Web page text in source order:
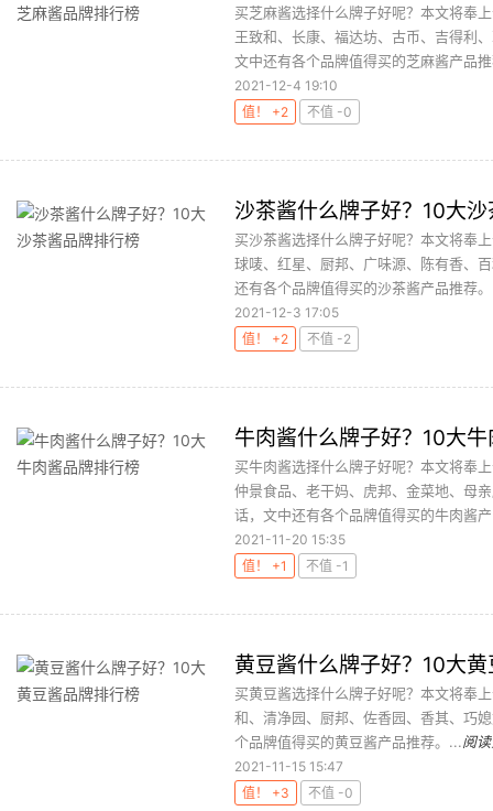
买芝麻酱选择什么牌子好呢？本文将奉
王致和、长康、福达坊、古币、吉得利
文中还有各个品牌值得买的芝麻酱产品
2021-12-4 19:10
值！ +2
不值 -0
沙茶酱什么牌子好？10大
买沙茶酱选择什么牌子好呢？本文将奉
球唛、红星、厨邦、广味源、陈有香、
还有各个品牌值得买的沙茶酱产品推荐
2021-12-3 17:05
值！ +2
不值 -2
牛肉酱什么牌子好？10大
买牛肉酱选择什么牌子好呢？本文将奉
仲景食品、老干妈、虎邦、金菜地、母
话，文中还有各个品牌值得买的牛肉酱
2021-11-20 15:35
值！ +1
不值 -1
黄豆酱什么牌子好？10大
买黄豆酱选择什么牌子好呢？本文将奉
和、清净园、厨邦、佐香园、香其、巧
个品牌值得买的黄豆酱产品推荐。...阅
2021-11-15 15:47
值！ +3
不值 -0